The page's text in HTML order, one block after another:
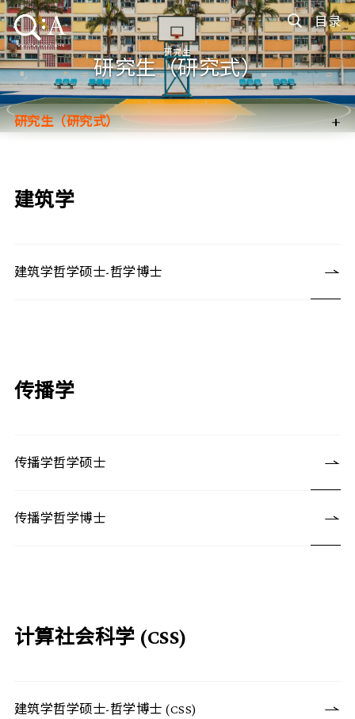
目录
研究生
研究生（研究式）
研究生（研究式）
+
建筑学
建筑学哲学硕士-哲学博士
传播学
传播学哲学硕士
传播学哲学博士
计算社会科学 (CSS)
建筑学哲学硕士-哲学博士 (CSS)